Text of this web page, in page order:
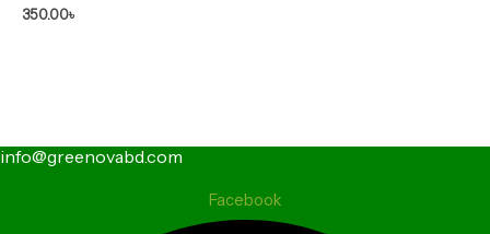
350.00৳
info@greenovabd.com
Facebook